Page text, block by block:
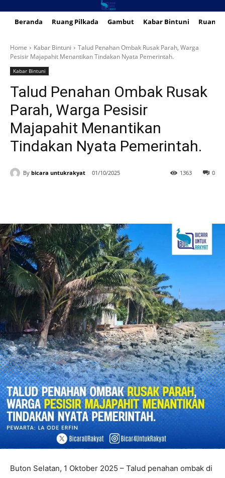
Beranda Ruang Pilkada Gambut Kabar Bintuni Ruang
Home Kabar Bintuni
Talud Penahan Ombak Rusak Parah, Warga
Pesisir Majapahit Menantikan Tindakan Nyata Pemerintah.
Kabar Bintuni
Talud Penahan Ombak Rusak
Parah, Warga Pesisir
Majapahit Menantikan
Tindakan Nyata Pemerintah.
By bicara untukrakyat 01/10/2025 0
1363
Buton Selatan, 1 Oktober 2025 – Talud penahan ombak di